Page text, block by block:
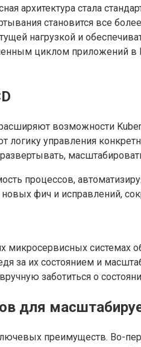
архитектура стала
становится все
нагрузкой и
циклом приложений в
возможности
логику управления
процессов,
фич и исправлений,
системах
за их состоянием и
заботиться о
для
преимуществ. Во-